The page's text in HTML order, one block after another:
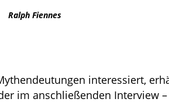
Ralph Fiennes
interessiert,
im anschließenden Interview